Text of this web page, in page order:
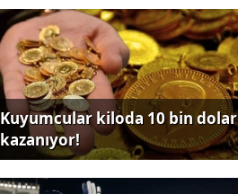
Kuyumcular kiloda 10 bin dolar
kazanıyor!